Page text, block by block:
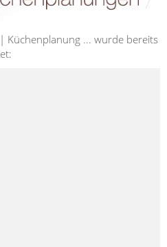
Küchenplanung ... wurde bereits